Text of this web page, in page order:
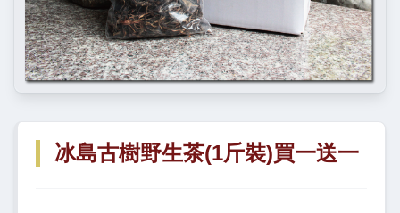
冰島古樹野生茶(1斤裝)買一送一